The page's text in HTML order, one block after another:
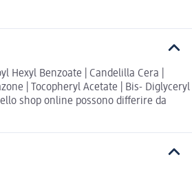
Benzoate | Candelilla Cera |
| Tocopheryl Acetate | Bis- Diglyceryl
shop online possono differire da